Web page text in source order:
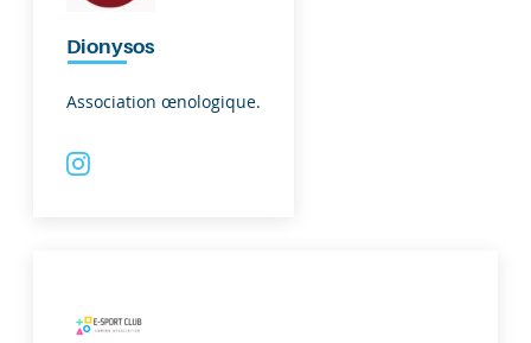
Dionysos
Association œnologique.